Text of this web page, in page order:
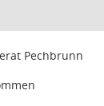
Pechbrunn